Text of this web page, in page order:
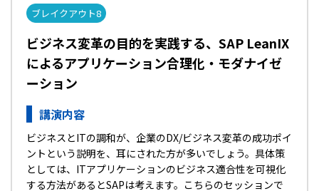
ブレイクアウト8
ビジネス変革の目的を実践する、SAP LeanIX
によるアプリケーション合理化・モダナイゼ
ーション
講演内容
ビジネスとITの調和が、企業のDX/ビジネス変革の成功ポイ
ントという説明を、耳にされた方が多いでしょう。具体策
としては、ITアプリケーションのビジネス適合性を可視化
する方法があるとSAPは考えます。こちらのセッションで